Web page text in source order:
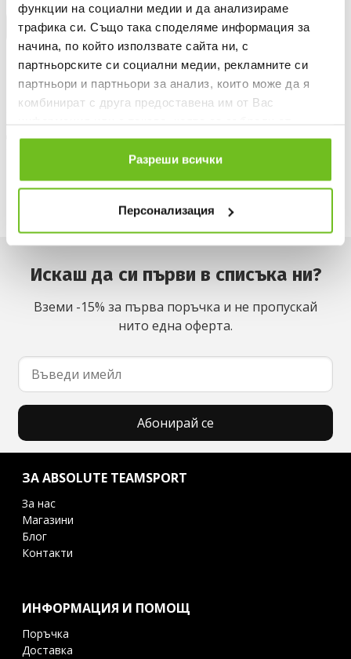
функции на социални медии и да анализираме
трафика си. Също така споделяме информация за
начина, по който използвате сайта ни, с
партньорските си социални медии, рекламните си
партньори и партньори за анализ, които може да я
комбинират с друга предоставена им от Вас
ползването от Ваша страна на услугите им.
Разреши всички
Персонализация
КУПИ НА КРЕДИТ
Информация за продукта
Описание
Наличност в магазините
Искаш да си първи в списъка ни?
Вземи -15% за първа поръчка и не пропускай
нито една оферта.
Абонирай се
ЗА ABSOLUTE TEAMSPORT
За нас
Магазини
Блог
Контакти
ИНФОРМАЦИЯ И ПОМОЩ
Поръчка
Доставка